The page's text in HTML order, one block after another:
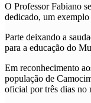
O Professor Fabiano
dedicado, um exemplo
Parte deixando a
para a educação do
Em reconhecimento
população de
oficial por três dias no